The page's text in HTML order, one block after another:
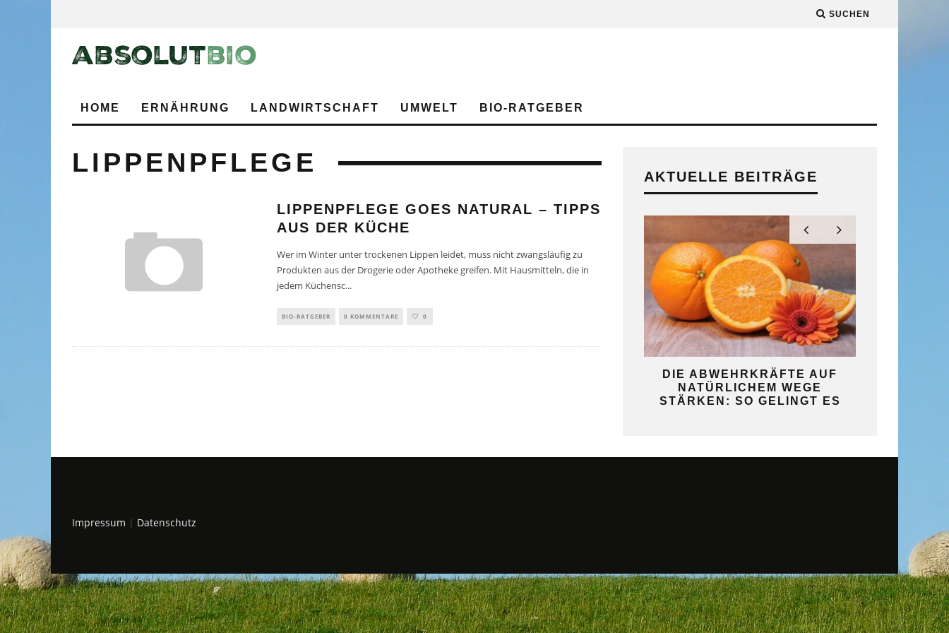
SUCHEN
HOME ERNÄHRUNG LANDWIRTSCHAFT UMWELT BIO-RATGEBER
LIPPENPFLEGE
LIPPENPFLEGE GOES NATURAL – TIPPS
AUS DER KÜCHE
Wer im Winter unter trockenen Lippen leidet, muss nicht zwangsläufig zu
Produkten aus der Drogerie oder Apotheke greifen. Mit Hausmitteln, die in
jedem Küchensc...
BIO-RATGEBER 0 KOMMENTARE 0
AKTUELLE BEITRÄGE
DIE ABWEHRKRÄFTE AUF
NATÜRLICHEM WEGE
STÄRKEN: SO GELINGT ES
Impressum | Datenschutz